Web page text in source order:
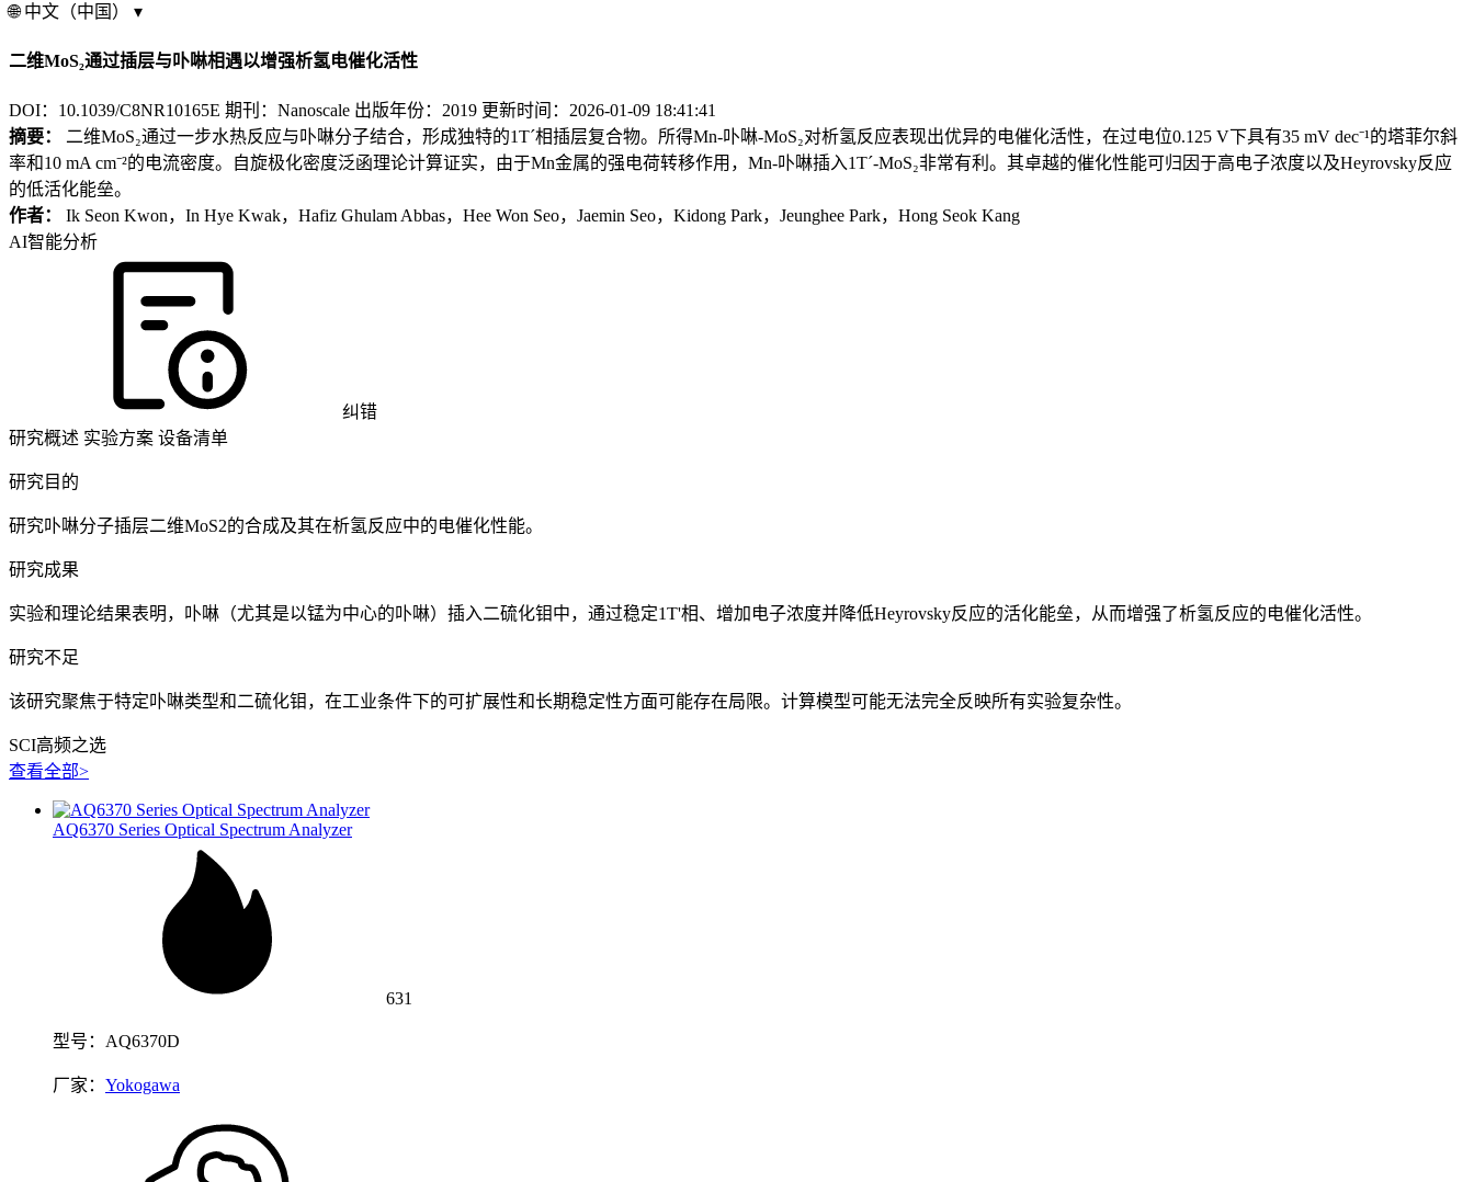
🌐 中文（中国） ▾
二维MoS₂通过插层与卟啉相遇以增强析氢电催化活性
DOI：10.1039/C8NR10165E 期刊：Nanoscale 出版年份：2019 更新时间：2026-01-09 18:41:41
摘要：
二维MoS₂通过一步水热反应与卟啉分子结合，形成独特的1T´相插层复合物。所得Mn-卟啉-MoS₂对析氢反应表现出优异的电催化活性，在过电位0.125 V下具有35 mV dec⁻¹的塔菲尔斜
率和10 mA cm⁻²的电流密度。自旋极化密度泛函理论计算证实，由于Mn金属的强电荷转移作用，Mn-卟啉插入1T´-MoS₂非常有利。其卓越的催化性能可归因于高电子浓度以及Heyrovsky反应
的低活化能垒。
作者：
Ik Seon Kwon，In Hye Kwak，Hafiz Ghulam Abbas，Hee Won Seo，Jaemin Seo，Kidong Park，Jeunghee Park，Hong Seok Kang
AI智能分析
纠错
研究概述 实验方案 设备清单
研究目的
研究卟啉分子插层二维MoS2的合成及其在析氢反应中的电催化性能。
研究成果
实验和理论结果表明，卟啉（尤其是以锰为中心的卟啉）插入二硫化钼中，通过稳定1T'相、增加电子浓度并降低Heyrovsky反应的活化能垒，从而增强了析氢反应的电催化活性。
研究不足
该研究聚焦于特定卟啉类型和二硫化钼，在工业条件下的可扩展性和长期稳定性方面可能存在局限。计算模型可能无法完全反映所有实验复杂性。
SCI高频之选
查看全部>
AQ6370 Series Optical Spectrum Analyzer
631
型号：AQ6370D
厂家： Yokogawa